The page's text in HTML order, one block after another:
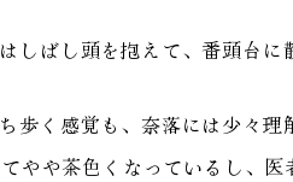
ばし頭を抱えて、番頭台に
く感覚も、奈落には少々
やや茶色くなっているし、